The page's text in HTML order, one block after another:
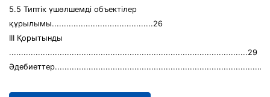
5.5 Типтік үшөлшемді объектілер
құрылымы..........................................26
ІІІ Қорытынды
...................................................................................................29